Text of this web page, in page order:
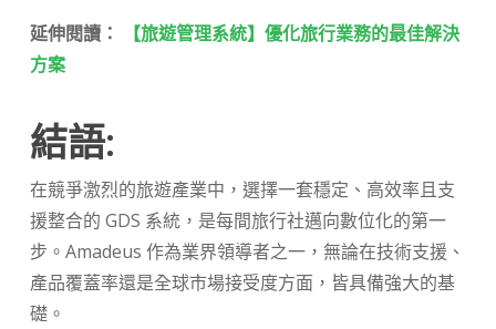
延伸閱讀：
【旅遊管理系統】優化旅行業務的最佳解決
方案
結語:
在競爭激烈的旅遊產業中，選擇一套穩定、高效率且支
援整合的 GDS 系統，是每間旅行社邁向數位化的第一
步。Amadeus 作為業界領導者之一，無論在技術支援、
產品覆蓋率還是全球市場接受度方面，皆具備強大的基
礎。